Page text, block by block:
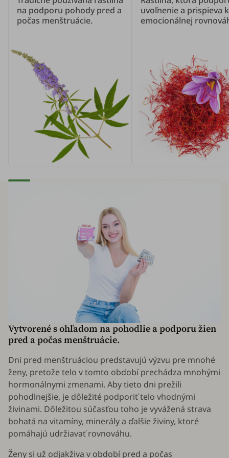
na podporu pohody pred a
počas menštruácie.
uvoľnenie a prispieva k
emocionálnej
Vytvorené s ohľadom na pohodlie a podporu žien
pred a počas menštruácie.
Dni pred menštruáciou predstavujú výzvu pre mnohé
ženy, pretože telo v tomto období prechádza mnohými
hormonálnymi zmenami. Aby tieto dni prežili
pohodlnejšie, je dôležité podporiť telo vhodnými
živinami. Dôležitou súčasťou toho je vyvážená strava
bohatá na vitamíny, minerály a ďalšie živiny, ktoré
pomáhajú udržiavať rovnováhu.
Ženy si už odjakživa v období pred a počas